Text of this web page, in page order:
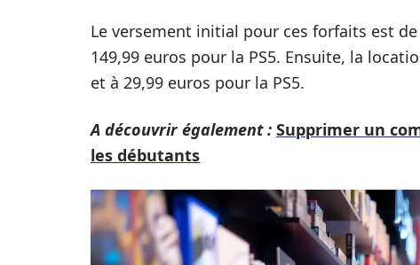
Le versement initial pour ces forfaits est
149,99 euros pour la PS5. Ensuite, la
et à 29,99 euros pour la PS5.
A découvrir également : Supprimer un
les débutants